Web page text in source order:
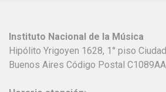
Instituto Nacional de la Música
Hipólito Yrigoyen 1628, 1° piso
Buenos Aires Código Postal